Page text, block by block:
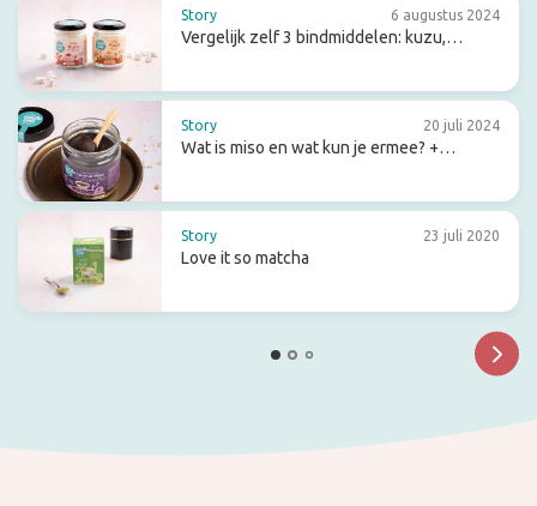
Story 6 augustus 2024
Vergelijk zelf 3 bindmiddelen: kuzu,
Story 20 juli 2024
Wat is miso en wat kun je ermee? +
Story 23 juli 2020
Love it so matcha